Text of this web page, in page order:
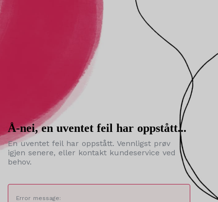
Å-nei, en uventet feil har oppstått...
En uventet feil har oppstått. Vennligst prøv
igjen senere, eller kontakt kundeservice ved
behov.
Error message: